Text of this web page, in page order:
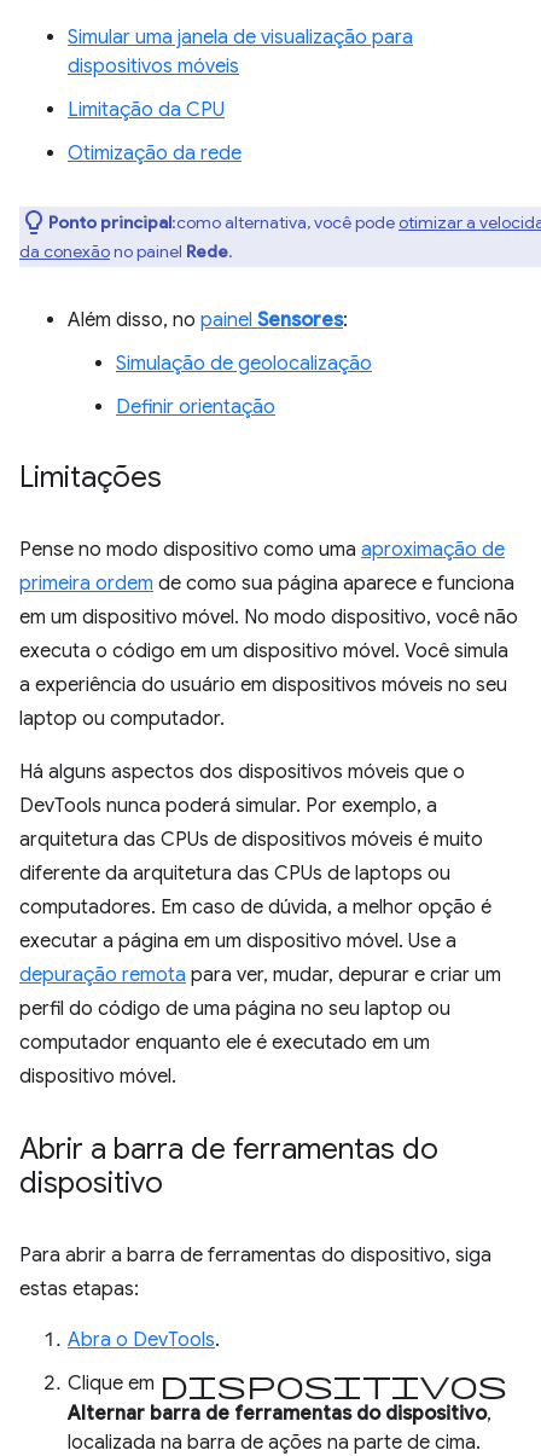
Simular uma janela de visualização para
dispositivos móveis
Limitação da CPU
Otimização da rede
Ponto principal:como alternativa, você podeotimizar a
da conexãono painel Rede.
Além disso, no painel Sensores:
Simulação de geolocalização
Definir orientação
Limitações
Pense no modo dispositivo como uma aproximação de
primeira ordem de como sua página aparece e funciona
em um dispositivo móvel. No modo dispositivo, você não
executa o código em um dispositivo móvel. Você simula
a experiência do usuário em dispositivos móveis no seu
laptop ou computador.
Há alguns aspectos dos dispositivos móveis que o
DevTools nunca poderá simular. Por exemplo, a
arquitetura das CPUs de dispositivos móveis é muito
diferente da arquitetura das CPUs de laptops ou
computadores. Em caso de dúvida, a melhor opção é
executar a página em um dispositivo móvel. Use a
depuração remota para ver, mudar, depurar e criar um
perfil do código de uma página no seu laptop ou
computador enquanto ele é executado em um
dispositivo móvel.
Abrir a barra de ferramentas do
dispositivo
Para abrir a barra de ferramentas do dispositivo, siga
estas etapas:
Abra o DevTools.
Clique em dispositivos
Alternar barra de ferramentas do dispositivo,
localizada na barra de ações na parte de cima.